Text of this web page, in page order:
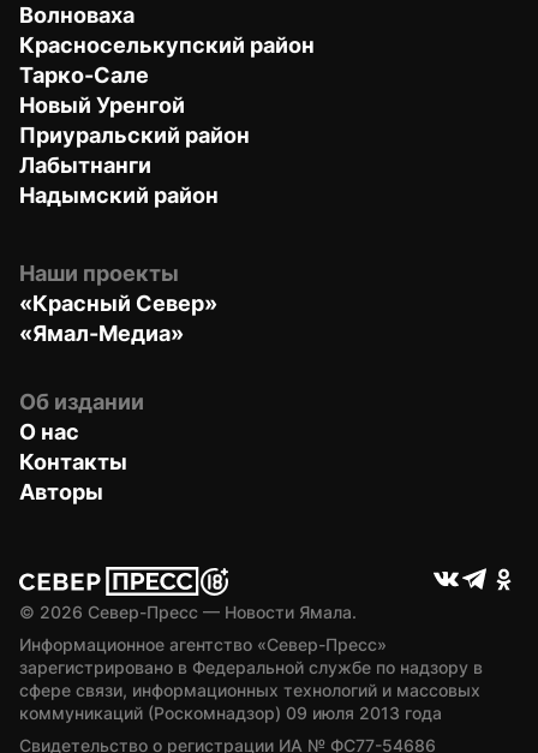
Волноваха
Красноселькупский район
Тарко-Сале
Новый Уренгой
Приуральский район
Лабытнанги
Надымский район
Наши проекты
«Красный Север»
«Ямал-Медиа»
Об издании
О нас
Контакты
Авторы
© 2026 Север-Пресс — Новости Ямала.
Информационное агентство «Север-Пресс»
зарегистрировано в Федеральной службе по надзору в
сфере связи, информационных технологий и массовых
коммуникаций (Роскомнадзор) 09 июля 2013 года
Свидетельство о регистрации ИА № ФС77-54686